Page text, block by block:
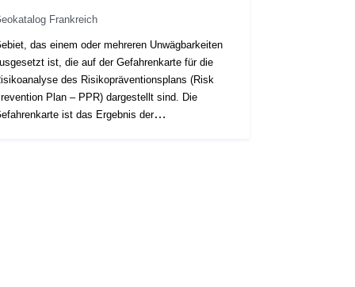
Frankreich
das einem oder mehreren Unwägbarkeiten
ist, die auf der Gefahrenkarte für die
des Risikopräventionsplans (Risk
Plan – PPR) dargestellt sind. Die
ist das Ergebnis der